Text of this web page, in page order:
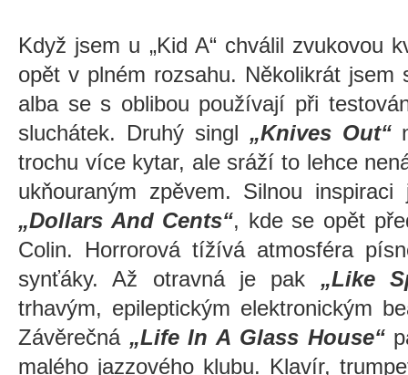
Když jsem u „Kid A“ chválil zvukovou
opět v plném rozsahu. Několikrát
alba se s oblibou používají při
sluchátek. Druhý singl „Knives Out“
trochu více kytar, ale sráží to lehce
ukňouraným zpěvem. Silnou
„Dollars And Cents“, kde se opět
Colin. Horrorová tížívá atmosféra
synťáky. Až otravná je pak „Like
trhavým, epileptickým elektronickým
Závěrečná„Life In A Glass House“
malého jazzového klubu. Klavír,